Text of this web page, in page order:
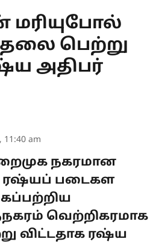
பெற்று
அதிபர்
11:40 am
நகரமான
ரஷ்யப் படைகள
வெற்றிகரமாக
விட்டதாக ரஷ்ய